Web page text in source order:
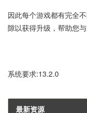
因此每个游戏都有完全
隙以获得升级，帮助您与
系统要求:13.2.0
最新资源